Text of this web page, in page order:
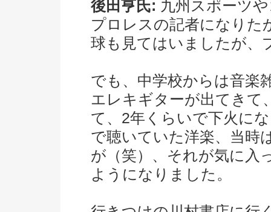
後田亨氏: 九州スポーツ
プロレスの記者になりた
球も見てはいましたが、
でも、中学校からは音楽
エレキギターが出てきて
て、2年くらいで下火に
で聴いていた洋楽、当時
が（笑）、それが気に入
ようになりました。